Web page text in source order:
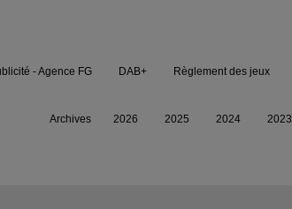
- Agence FG DAB+ Règlement des jeux
Archives 2026 2025 2024 2023